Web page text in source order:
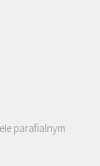
parafialnym